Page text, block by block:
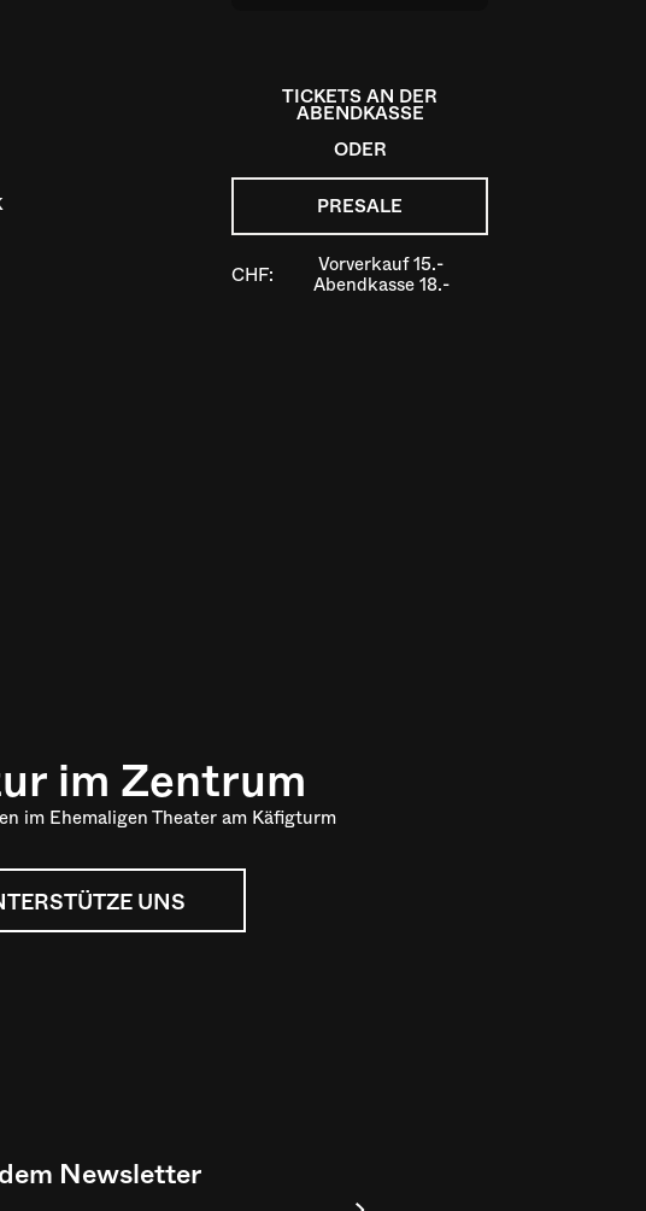
TICKETS AN DER
ABENDKASSE
ODER
PRESALE
CHF: Vorverkauf 15.-
Abendkasse 18.-
im Zentrum
im Ehemaligen Theater am Käfigturm
UNS
Newsletter